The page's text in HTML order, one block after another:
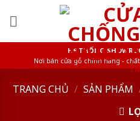
HỆ THỐNG
Nơi bán cửa gỗ chính hãng -
TRANG CHỦ / SẢN PHẨM